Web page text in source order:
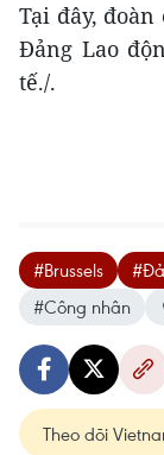
Tại đây,
Đảng Lao
tế./.
#Brussels
#Công nhân
Theo dõi